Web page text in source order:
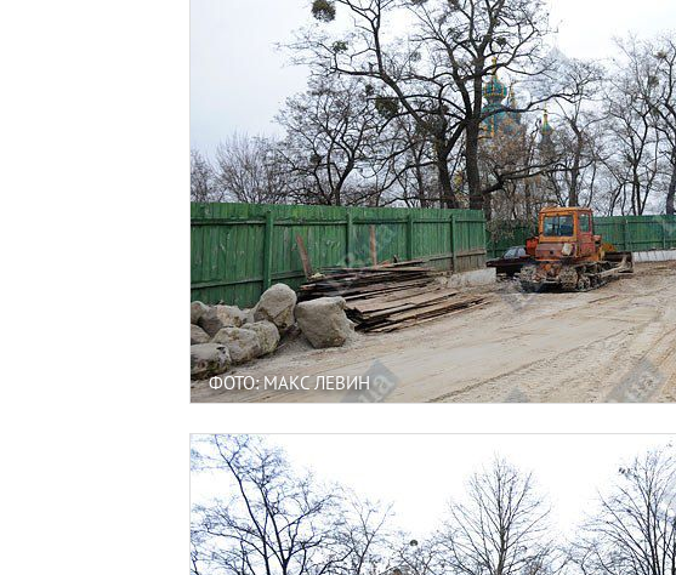
ФОТО: МАКС ЛЕВИН